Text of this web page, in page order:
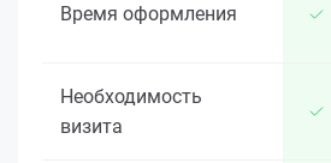
Время оформления
Необходимость
визита